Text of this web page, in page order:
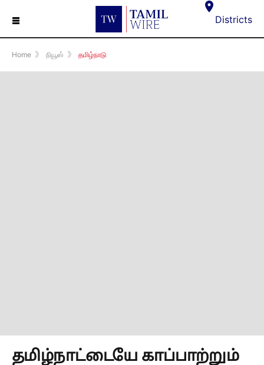
☰ Districts
Home 》 நியூஸ் 》 தமிழ்நாடு
தமிழ்நாட்டையே காப்பாற்றும்